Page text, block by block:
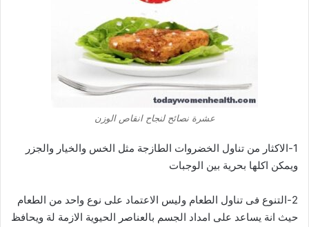
عشرة نصائح لنجاح انقاص الوزن
1-الاكثار من تناول الخضروات الطازجة مثل الخس والخيار والجزر
ويمكن اكلها بحرية بين الوجبات
2-التنوع فى تناول الطعام وليس الاعتماد على نوع واحد من الطعام
حيث انة يساعد على امداد الجسم بالعناصر الحيوية الازمة لة ويحافظ